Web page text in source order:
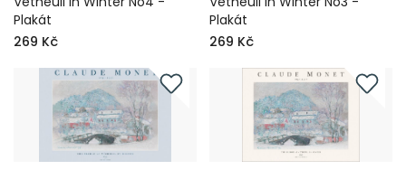
Plakát
269 Kč
Plakát
269 Kč